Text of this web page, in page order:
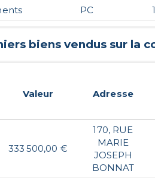
PC
biens vendus sur la
Valeur Adresse
333 500,00 €
170, RUE
MARIE
JOSEPH
BONNAT